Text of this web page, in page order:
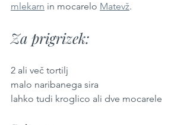
mlekarn in mocarelo Matevž.
Za prigrizek:
2 ali več tortilj
malo naribanega sira
lahko tudi kroglico ali dve mocarele